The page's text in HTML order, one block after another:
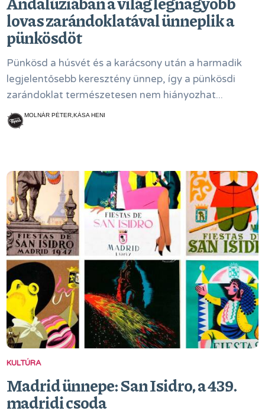
lovas zarándoklatával ünneplik a
pünkösdöt
Pünkösd a húsvét és a karácsony után a harmadik
legjelentősebb keresztény ünnep, így a pünkösdi
zarándoklat természetesen nem hiányozhat...
MOLNÁR PÉTER,KÁSA HENI
KULTÚRA
Madrid ünnepe: San Isidro, a 439.
madridi csoda